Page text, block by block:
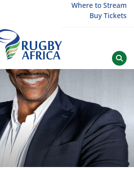
Where to Stream
Buy Tickets
Rugby Afrique